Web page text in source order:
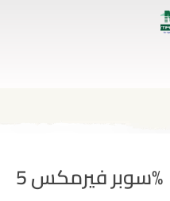
سوبر فيرمكس 5%